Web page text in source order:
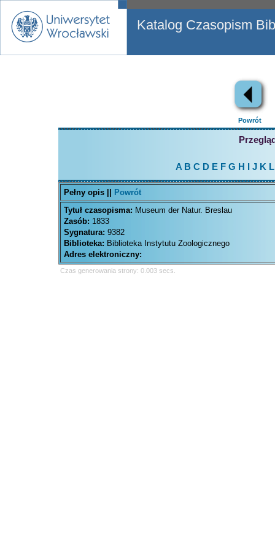
Katalog Czasopism
Powrót
A B C D EFG H J K L
Pełny opis ||
Powrót
Tytuł czasopisma: Museum der Natur. Breslau
Zasób: 1833
Sygnatura: 9382
Biblioteka: Biblioteka Instytutu Zoologicznego
Adres elektroniczny:
Czas generowania strony: 0.003 secs.